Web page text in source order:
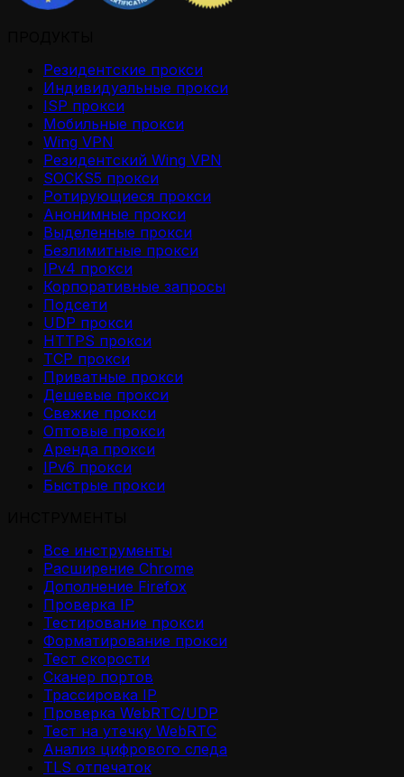
Резидентские прокси
Индивидуальные прокси
ISP прокси
Мобильные прокси
Wing VPN
Резидентский Wing VPN
SOCKS5 прокси
Ротирующиеся прокси
Анонимные прокси
Выделенные прокси
Безлимитные прокси
IPv4 прокси
Корпоративные запросы
Подсети
UDP прокси
HTTPS прокси
TCP прокси
Приватные прокси
Дешевые прокси
Свежие прокси
Оптовые прокси
Аренда прокси
IPv6 прокси
Быстрые прокси
Все инструменты
Расширение Chrome
Дополнение Firefox
Проверка IP
Тестирование прокси
Форматирование прокси
Тест скорости
Сканер портов
Трассировка IP
Проверка WebRTC/UDP
Тест на утечку WebRTC
Анализ цифрового следа
TLS отпечаток